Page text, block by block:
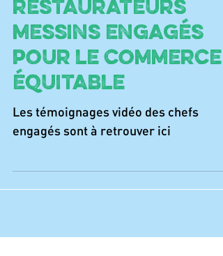
Les vidéos des
restaurateurs
messins engagés
pour le commerce
équitable
Les témoignages vidéo des chefs